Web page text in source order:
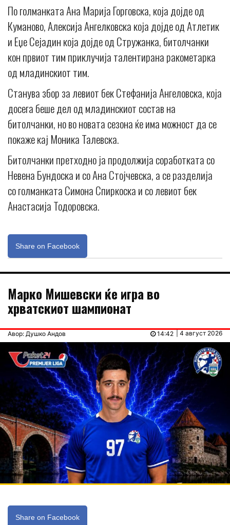
По голманката Ана Марија Горговска, која дојде од
Куманово, Алексија Ангелковска која дојде од Атлетик
и Еџе Сејадин која дојде од Стружанка, битолчанки
кон првиот тим приклучија талентирана ракометарка
од младинскиот тим.
Станува збор за левиот бек Стефанија Ангеловска, која
досега беше дел од младинскиот состав на
битолчанки, но во новата сезона ќе има можност да се
покаже кај Моника Талевска.
Битолчанки претходно ја продолжија соработката со
Невена Бундоска и со Ана Стојчевска, а се разделија
со голманката Симона Спиркоска и со левиот бек
Анастасија Тодоровска.
Share on Facebook
Марко Мишевски ќе игра во
хрватскиот шампионат
Авор: Душко Андов | 4 август 2026
14:42
Share on Facebook